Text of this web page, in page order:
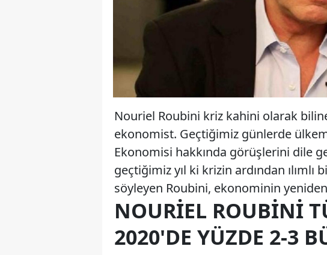
Nouriel Roubini kriz kahini olarak
ekonomist. Geçtiğimiz günlerde
Ekonomisi hakkında görüşlerini dile
geçtiğimiz yıl ki krizin ardından
söyleyen Roubini, ekonominin
NOURIEL ROUBINI
2020'DE YÜZDE 2-3